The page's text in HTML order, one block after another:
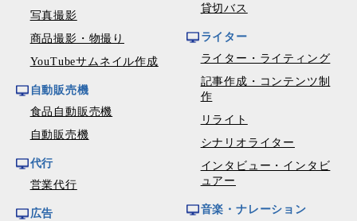
写真撮影
商品撮影・物撮り
YouTubeサムネイル作成
自動販売機
食品自動販売機
自動販売機
代行
営業代行
広告
貸切バス
ライター
ライター・ライティング
記事作成・コンテンツ制
作
リライト
シナリオライター
インタビュー・インタビ
ュアー
音楽・ナレーション